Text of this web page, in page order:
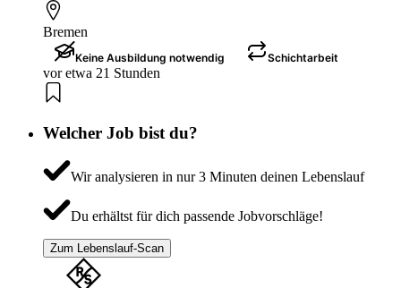
Bremen
Keine Ausbildung notwendig Schichtarbeit
vor etwa 21 Stunden
Welcher Job bist du?
Wir analysieren in nur 3 Minuten deinen Lebenslauf
Du erhältst für dich passende Jobvorschläge!
Zum Lebenslauf-Scan